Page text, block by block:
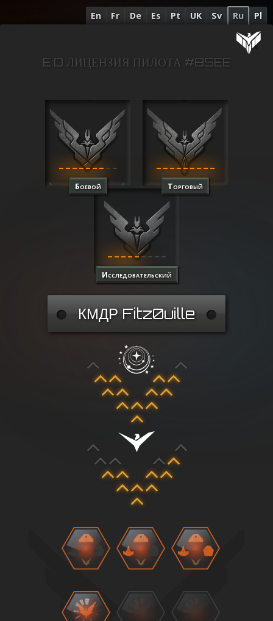
En Fr De Es Pt UK Sv Ru Pl
E:D ЛИЦЕНЗИЯ ПИЛОТА #85EE
Боевой Торговый
Исследовательский
КМДР Fitz0uille